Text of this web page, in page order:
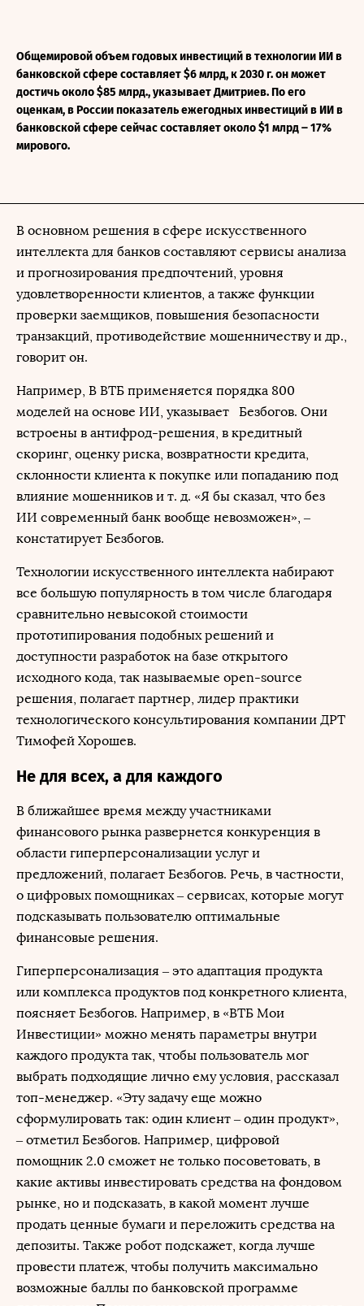
Общемировой объем годовых инвестиций в технологии ИИ в
банковской сфере составляет $6 млрд, к 2030 г. он может
достичь около $85 млрд., указывает Дмитриев. По его
оценкам, в России показатель ежегодных инвестиций в ИИ в
банковской сфере сейчас составляет около $1 млрд ‒ 17%
мирового.
В основном решения в сфере искусственного
интеллекта для банков составляют сервисы анализа
и прогнозирования предпочтений, уровня
удовлетворенности клиентов, а также функции
проверки заемщиков, повышения безопасности
транзакций, противодействие мошенничеству и др.,
говорит он.
Например, В ВТБ применяется порядка 800
моделей на основе ИИ, указывает Безбогов. Они
встроены в антифрод-решения, в кредитный
скоринг, оценку риска, возвратности кредита,
склонности клиента к покупке или попаданию под
влияние мошенников и т. д. «Я бы сказал, что без
ИИ современный банк вообще невозможен», ‒
констатирует Безбогов.
Технологии искусственного интеллекта набирают
все большую популярность в том числе благодаря
сравнительно невысокой стоимости
прототипирования подобных решений и
доступности разработок на базе открытого
исходного кода, так называемые open-source
решения, полагает партнер, лидер практики
технологического консультирования компании ДРТ
Тимофей Хорошев.
Не для всех, а для каждого
В ближайшее время между участниками
финансового рынка развернется конкуренция в
области гиперперсонализации услуг и
предложений, полагает Безбогов. Речь, в частности,
о цифровых помощниках ‒ сервисах, которые могут
подсказывать пользователю оптимальные
финансовые решения.
Гиперперсонализация ‒ это адаптация продукта
или комплекса продуктов под конкретного клиента,
поясняет Безбогов. Например, в «ВТБ Мои
Инвестиции» можно менять параметры внутри
каждого продукта так, чтобы пользователь мог
выбрать подходящие лично ему условия, рассказал
топ-менеджер. «Эту задачу еще можно
сформулировать так: один клиент ‒ один продукт»,
‒ отметил Безбогов. Например, цифровой
помощник 2.0 сможет не только посоветовать, в
какие активы инвестировать средства на фондовом
рынке, но и подсказать, в какой момент лучше
продать ценные бумаги и переложить средства на
депозиты. Также робот подскажет, когда лучше
провести платеж, чтобы получить максимально
возможные баллы по банковской программе